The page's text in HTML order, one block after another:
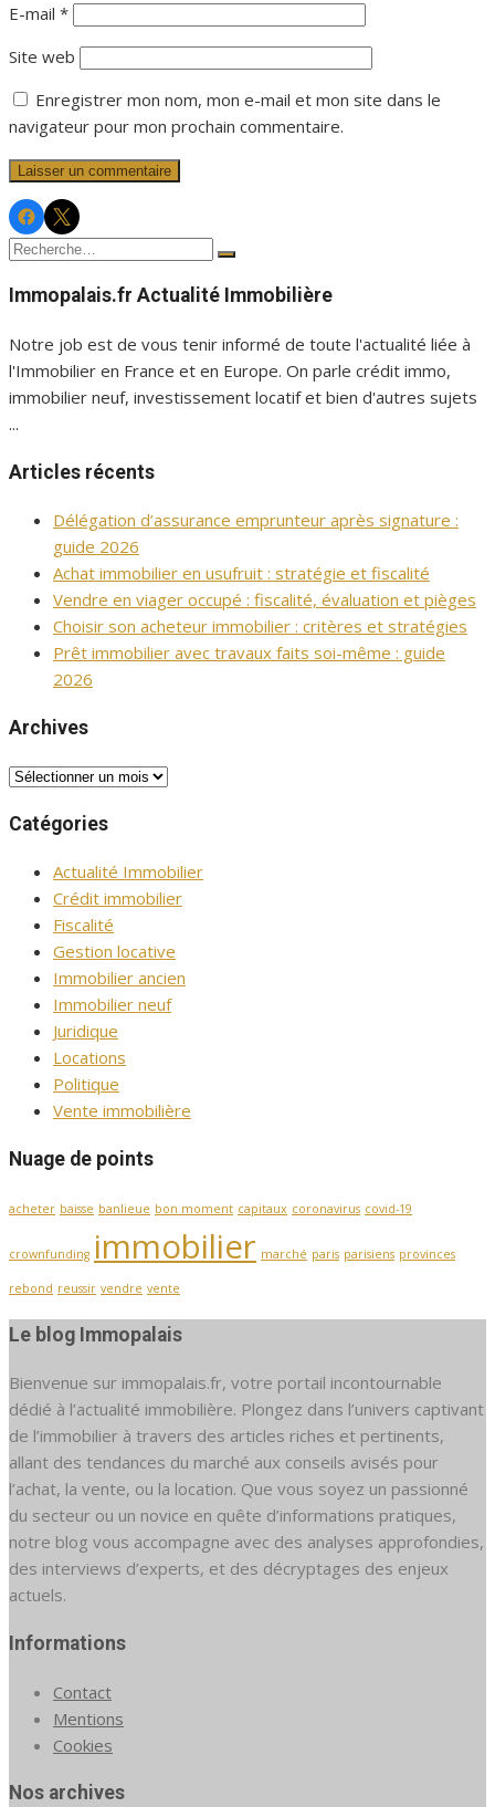
E-mail *
Site web
Enregistrer mon nom, mon e-mail et mon site dans le
navigateur pour mon prochain commentaire.
Facebook
Immopalais
Twitter
Immopalais
Recherche
Rechercher
Immopalais.fr Actualité Immobilière
Notre job est de vous tenir informé de toute l'actualité liée à
l'Immobilier en France et en Europe. On parle crédit immo,
immobilier neuf, investissement locatif et bien d'autres sujets
...
Articles récents
Délégation d’assurance emprunteur après signature :
guide 2026
Achat immobilier en usufruit : stratégie et fiscalité
Vendre en viager occupé : fiscalité, évaluation et pièges
Choisir son acheteur immobilier : critères et stratégies
Prêt immobilier avec travaux faits soi-même : guide
2026
Archives
Archives
Catégories
Actualité Immobilier
Crédit immobilier
Fiscalité
Gestion locative
Immobilier ancien
Immobilier neuf
Juridique
Locations
Politique
Vente immobilière
Nuage de points
acheter baisse banlieue bon moment capitaux coronavirus covid-19
crownfunding immobilier marché paris parisiens provinces
rebond reussir vendre vente
Le blog Immopalais
Bienvenue sur immopalais.fr, votre portail incontournable
dédié à l’actualité immobilière. Plongez dans l’univers captivant
de l’immobilier à travers des articles riches et pertinents,
allant des tendances du marché aux conseils avisés pour
l’achat, la vente, ou la location. Que vous soyez un passionné
du secteur ou un novice en quête d’informations pratiques,
notre blog vous accompagne avec des analyses approfondies,
des interviews d’experts, et des décryptages des enjeux
actuels.
Informations
Contact
Mentions
Cookies
Nos archives